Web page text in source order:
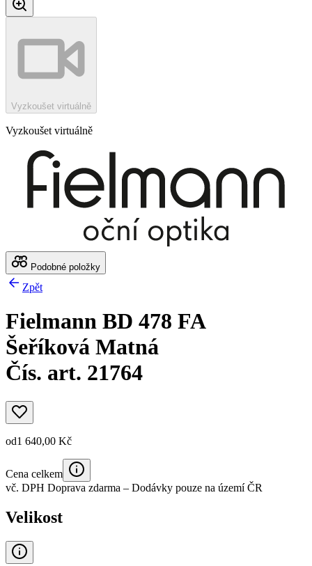
Vyzkoušet virtuálně
Vyzkoušet virtuálně
Podobné položky
Zpět
Fielmann BD 478 FA
Šeříková Matná
Čís. art. 21764
od1 640,00 Kč
Cena celkem
vč. DPH Doprava zdarma – Dodávky pouze na území ČR
Velikost